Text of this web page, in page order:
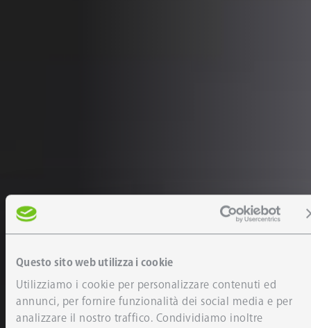
Questo sito web utilizza i cookie
Utilizziamo i cookie per personalizzare contenuti ed
annunci, per fornire funzionalità dei social media e per
analizzare il nostro traffico. Condividiamo inoltre